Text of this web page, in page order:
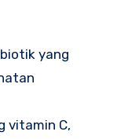
yang
vitamin C,